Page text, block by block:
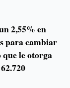
2,55% en
para cambiar
que le otorga